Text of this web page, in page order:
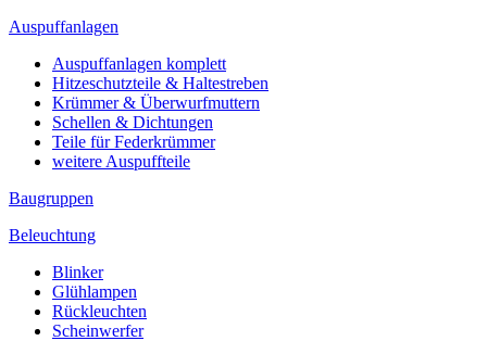
Auspuffanlagen
Auspuffanlagen komplett
Hitzeschutzteile & Haltestreben
Krümmer & Überwurfmuttern
Schellen & Dichtungen
Teile für Federkrümmer
weitere Auspuffteile
Baugruppen
Beleuchtung
Blinker
Glühlampen
Rückleuchten
Scheinwerfer